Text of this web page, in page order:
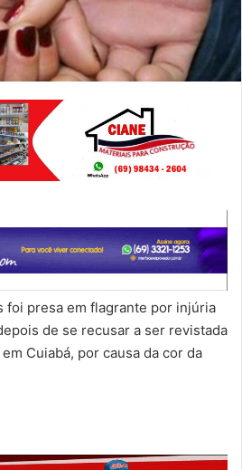
foi presa em flagrante por injúria
de se recusar a ser revistada
Cuiabá, por causa da cor da